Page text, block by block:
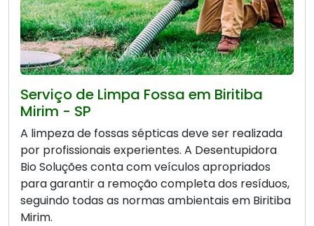
Serviço de Limpa Fossa em Biritiba
Mirim - SP
A limpeza de fossas sépticas deve ser realizada
por profissionais experientes. A Desentupidora
Bio Soluções conta com veículos apropriados
para garantir a remoção completa dos resíduos,
seguindo todas as normas ambientais em Biritiba
Mirim.